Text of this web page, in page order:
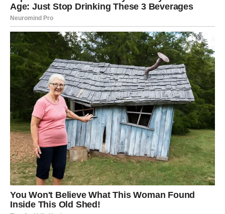
donijeti veliku sigurnost.
Strijelac
Strijelčevi su navikli da žive slobodno i da izbjegavaju
ono što ih sputava, ali sudbina sada od njih traži
ozbiljnost. Pred njima su situacije u kojima više neće
moći bježati od odgovornosti niti čekati da se problemi
sami riješe.
Mnogi Strijelčevi će morati donijeti odluke vezane za
posao, porodicu ili ljubavni život. Neki će shvatiti da više
ne mogu ostati između prošlosti i budućnosti. Zvijezde im
donose trenutke u kojima će morati jasno izabrati šta
žele.